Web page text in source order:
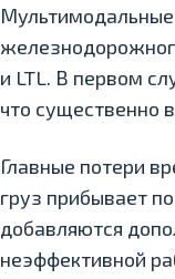
и LTL. В первом
что существенно
Главные потери
груз прибывает
добавляются
неэффективной